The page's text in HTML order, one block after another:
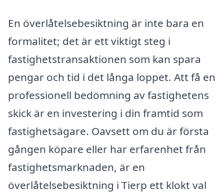
En överlåtelsebesiktning är inte bara en
formalitet; det är ett viktigt steg i
fastighetstransaktionen som kan spara
pengar och tid i det långa loppet. Att få en
professionell bedömning av fastighetens
skick är en investering i din framtid som
fastighetsägare. Oavsett om du är första
gången köpare eller har erfarenhet från
fastighetsmarknaden, är en
överlåtelsebesiktning i Tierp ett klokt val